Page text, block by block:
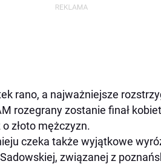
rano, a najważniejsze
rozegrany zostanie finał
złoto mężczyzn.
czeka także wyjątkowe
związanej z